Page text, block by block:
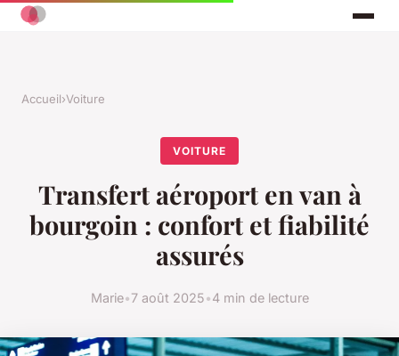
Accueil›Voiture
VOITURE
Transfert aéroport en van à
bourgoin : confort et fiabilité
assurés
Marie•7 août 2025•4 min de lecture